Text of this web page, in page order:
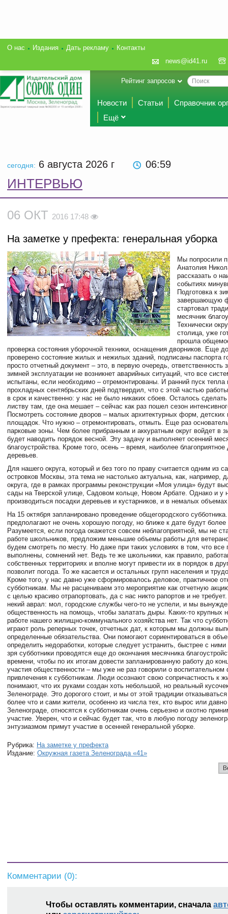
О нас Издания Дать рекламу
Контакты
news@id41.ru
Рейтинг запросов
Новости Статьи
Справочник
Ещё
сегодня: 6 августа 2026 г 06:59
ИНТЕРВЬЮ
06 ОКТ 2016 17:48
На заметке у префекта: генеральная уборка
Мы попросили
Анатолия
рассказать о
событиях
Подготовка к
завершающую
стартовал
месячник
Технически
столица, уже
прошла
проверка состояния уборочной техники, оснащения дворников. Еще
проверено состояние жилых и нежилых зданий, подписаны паспорта
просто отчетный документ – это, в первую очередь, ответственность
зимней эксплуатации не возникнет аварийных ситуаций, что все
испытаны, если необходимо – отремонтированы. И ранний пуск тепла
прохладных сентябрьских дней подтвердил, что с этой частью
в срок и качественно: у нас не было никаких сбоев. Осталось
листву там, где она мешает – сейчас как раз пошел сезон
Посмотреть состояние дворов – малых архитектурных форм, детских
площадок. Что нужно – отремонтировать, отмыть. Еще раз
парковые зоны. Чем более прибранным и аккуратным округ войдет в
будет наводить порядок весной. Эту задачу и выполняет осенний
благоустройства. Кроме того, осень – время, наиболее
деревьев.
Для нашего округа, который и без того по праву считается одним из
островков Москвы, эта тема не настолько актуальна, как, например,
округа, где в рамках программы реконструкции «Моя улица» будут
сады на Тверской улице, Садовом кольце, Новом Арбате. Однако и у
производиться посадки деревьев и кустарников, и в немалых
На 15 октября запланировано проведение общегородского
предполагают не очень хорошую погоду, но ближе к дате будут более
Разумеется, если погода окажется совсем неблагоприятной, мы не
работе школьников, предложим меньшие объемы работы для
будем смотреть по месту. Но даже при таких условиях в том, что все
выполнены, сомнений нет. Ведь те же школьники, как правило,
собственных территориях и вполне могут привести их в порядок в
позволит погода. То же касается и остальных групп населения и
Кроме того, у нас давно уже сформировалось деловое, практичное
субботникам. Мы не расцениваем это мероприятие как отчетную
с целью красиво отрапортовать, да с нас никто рапортов и не
некий аврал: мол, городские службы чего-то не успели, и мы
общественность на помощь, чтобы залатать дыры. Каких-то крупных
работе нашего жилищно-коммунального хозяйства нет. Так что
играют роль реперных точек, отчетных дат, к которым мы должны
определенные обязательства. Они помогают сориентироваться в
определить недоработки, которые следует устранить, быстрее с
зря субботники проводятся еще до окончания месячника
времени, чтобы по их итогам довести запланированную работу до
участия общественности – мы уже не раз говорили о воспитательном
привлечения к субботникам. Люди осознают свою сопричастность к
понимают, что их руками создан хоть небольшой, но реальный
Зеленограде. Это дорогого стоит, и мы от этой традиции
более что и сами жители, особенно из числа тех, кто вырос или
Зеленограде, относятся к субботникам очень серьезно и охотно
участие. Уверен, что и сейчас будет так, что в любую погоду
энтузиазмом примут участие в осенней генеральной уборке.
Рубрика: На заметке у префекта
Издание: Окружная газета Зеленограда «41»
Комментарии (0):
Чтобы оставлять комментарии, сначала